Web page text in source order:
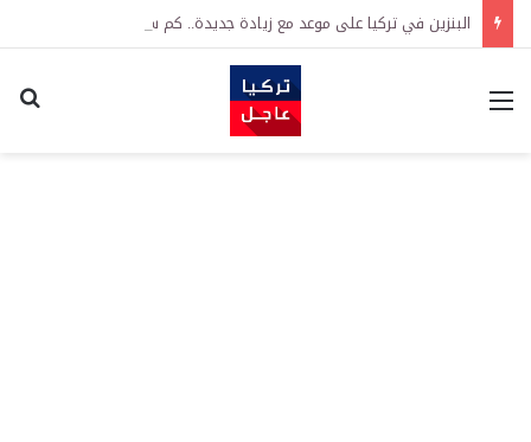
البنزين في تركيا على موعد مع زيادة جديدة.. كم سترتفع الأسعار؟
القائمة